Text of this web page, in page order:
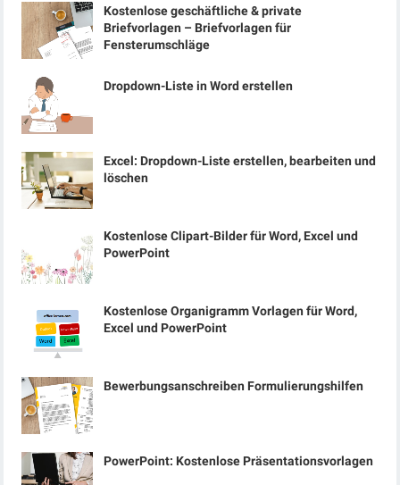
Kostenlose geschäftliche & private
Briefvorlagen – Briefvorlagen für
Fensterumschläge
Dropdown-Liste in Word erstellen
Excel: Dropdown-Liste erstellen, bearbeiten und
löschen
Kostenlose Clipart-Bilder für Word, Excel und
PowerPoint
Kostenlose Organigramm Vorlagen für Word,
Excel und PowerPoint
Bewerbungsanschreiben Formulierungshilfen
PowerPoint: Kostenlose Präsentationsvorlagen